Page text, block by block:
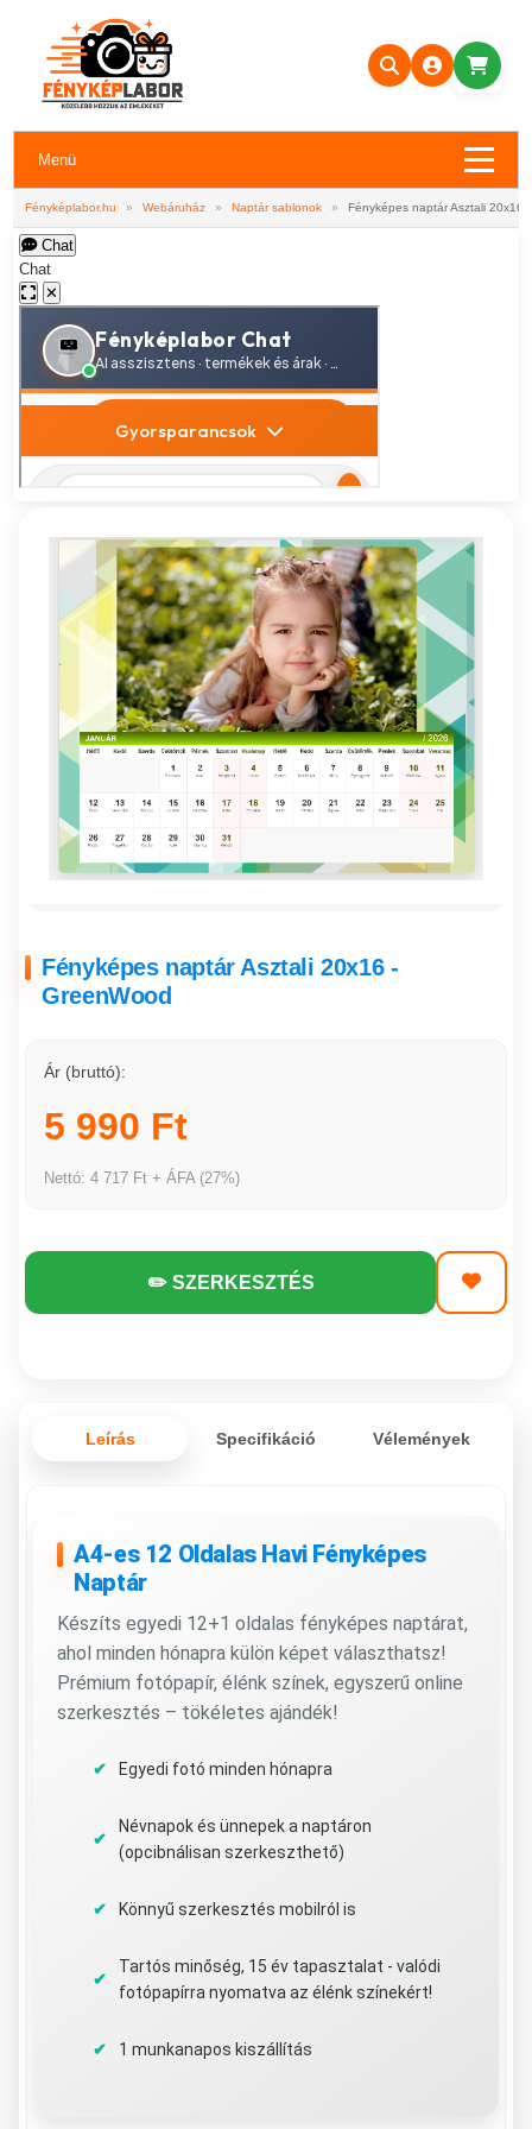
Menü
Fényképlabor.hu » Webáruház » Naptár sablonok » Fényképes naptár Asztali 20x16
Chat
Chat
✕
Fényképes naptár Asztali 20x16 -
GreenWood
Ár (bruttó):
5 990 Ft
Nettó: 4 717 Ft + ÁFA (27%)
✏️ SZERKESZTÉS
Leírás Specifikáció Vélemények
A4-es 12 Oldalas Havi Fényképes
Naptár
Készíts egyedi 12+1 oldalas fényképes naptárat,
ahol minden hónapra külön képet választhatsz!
Prémium fotópapír, élénk színek, egyszerű online
szerkesztés – tökéletes ajándék!
Egyedi fotó minden hónapra
Névnapok és ünnepek a naptáron
(opcibnálisan szerkeszthető)
Könnyű szerkesztés mobilról is
Tartós minőség, 15 év tapasztalat - valódi
fotópapírra nyomatva az élénk színekért!
1 munkanapos kiszállítás